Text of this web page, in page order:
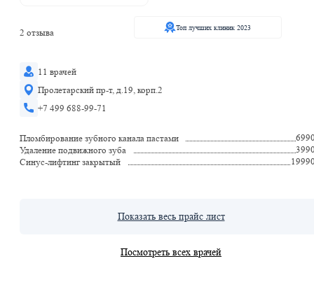
2 отзыва
Топ лучших клиник 2023
11 врачей
Пролетарский пр-т, д.19, корп.2
+7 499 688-99-71
Пломбирование зубного канала пастами
Удаление подвижного зуба
Синус-лифтинг закрытый
Показать весь прайс лист
Посмотреть всех врачей